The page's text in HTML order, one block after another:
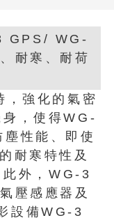
，強化的氣密
，使得WG-
性能、即使
耐寒特性及
外，WG-3
壓感應器及
設備WG-3